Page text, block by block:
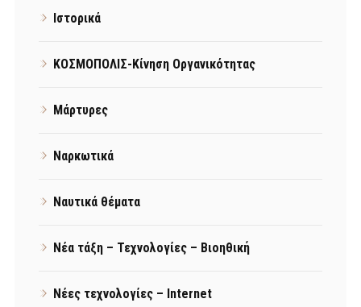
Ιστορικά
ΚΟΣΜΟΠΟΛΙΣ-Κίνηση Οργανικότητας
Μάρτυρες
Ναρκωτικά
Ναυτικά θέματα
Νέα τάξη – Τεχνολογίες – Βιοηθική
Νέες τεχνολογίες – Internet